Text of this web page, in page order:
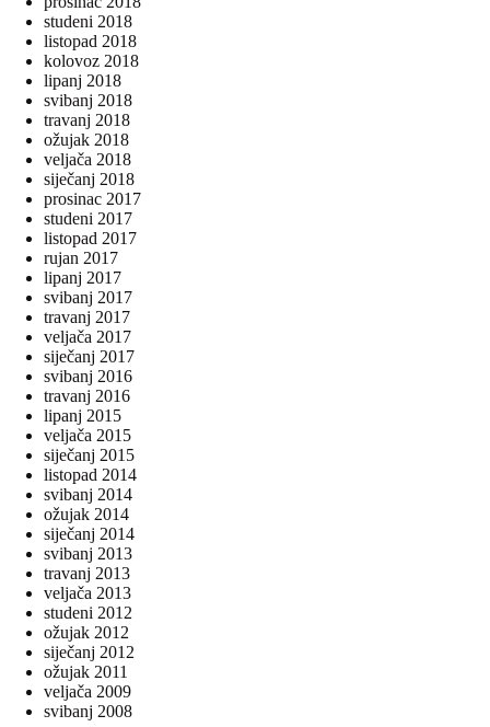
studeni 2018
listopad 2018
kolovoz 2018
lipanj 2018
svibanj 2018
travanj 2018
ožujak 2018
veljača 2018
siječanj 2018
prosinac 2017
studeni 2017
listopad 2017
rujan 2017
lipanj 2017
svibanj 2017
travanj 2017
veljača 2017
siječanj 2017
svibanj 2016
travanj 2016
lipanj 2015
veljača 2015
siječanj 2015
listopad 2014
svibanj 2014
ožujak 2014
siječanj 2014
svibanj 2013
travanj 2013
veljača 2013
studeni 2012
ožujak 2012
siječanj 2012
ožujak 2011
veljača 2009
svibanj 2008